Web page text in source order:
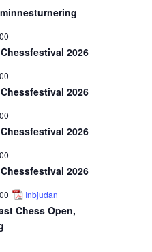
2026
2026
2026
2026
Inbjudan
Chess Open,